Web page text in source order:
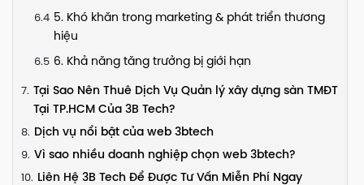
5. Khó khăn trong marketing & phát triển thương
hiệu
6. Khả năng tăng trưởng bị giới hạn
Tại Sao Nên Thuê Dịch Vụ Quản lý xây dựng sàn TMĐT
Tại TP.HCM Của 3B Tech?
Dịch vụ nổi bật của web 3btech
Vì sao nhiều doanh nghiệp chọn web 3btech?
Liên Hệ 3B Tech Để Được Tư Vấn Miễn Phí Ngay